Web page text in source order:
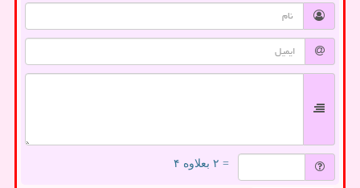
= ۲ بعلاوه ۴